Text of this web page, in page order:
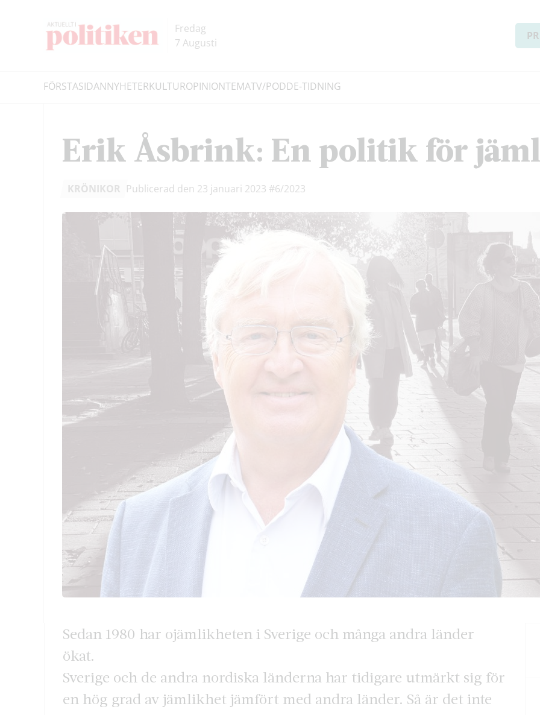
Fredag
7 Augusti
FÖRSTASIDANNYHETERKULTUROPINIONTEMATV/PODDE-TIDNING
Erik Åsbrink: En politik för
KRÖNIKOR Publicerad den 23 januari 2023 #6/2023
Sedan 1980 har ojämlikheten i Sverige och många andra länder
ökat.
Sverige och de andra nordiska länderna har tidigare utmärkt sig för
en hög grad av jämlikhet jämfört med andra länder. Så är det inte